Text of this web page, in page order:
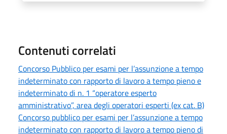
Contenuti correlati
Concorso Pubblico per esami per l’assunzione a tempo
indeterminato con rapporto di lavoro a tempo pieno e
indeterminato di n. 1 “operatore esperto
amministrativo”, area degli operatori esperti (ex cat. B)
Concorso pubblico per esami per l’assunzione a tempo
indeterminato con rapporto di lavoro a tempo pieno di